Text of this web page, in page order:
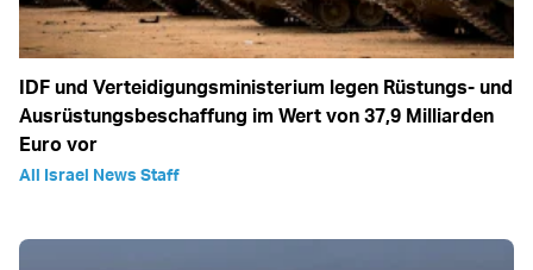
IDF und Verteidigungsministerium legen Rüstungs- und
Ausrüstungsbeschaffung im Wert von 37,9 Milliarden
Euro vor
All Israel News Staff